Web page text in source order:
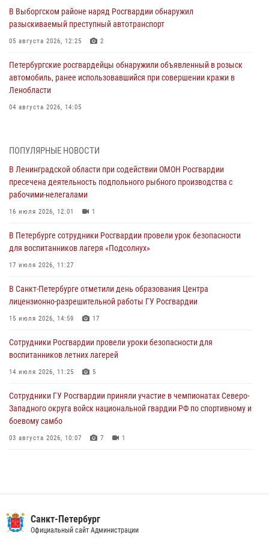
В Выборгском районе наряд Росгвардии обнаружил
разыскиваемый преступный автотранспорт
05 августа 2026, 12:25 2
Петербургские росгвардейцы обнаружили объявленный в розыск
автомобиль, ранее использовавшийся при совершении кражи в
Ленобласти
04 августа 2026, 14:05
также оказали доврачебную помощь пострадавшим
03 августа 2026, 14:15 3 1
Росгвардейцы приняли участие в Большом семейном фестивале
03 августа 2026, 13:26
В Ленинградской области сотрудники Росгвардии обнаружили
пропавшего мальчика с нарушением слуха и помогли ему вернуться
домой
В Санкт-Петербурге при содействии СОБР Росгвардии задержаны
подозреваемые в мошеннических действиях
Сотрудники ГУ Росгвардии приняли участие в чемпионатах Северо-
Западного округа войск национальной гвардии РФ по спортивному и
03 августа 2026, 10:07 7 1
ПОПУЛЯРНЫЕ НОВОСТИ
В Ленинградской области при содействии ОМОН Росгвардии
пресечена деятельность подпольного рыбного производства с
рабочими-нелегалами
16 июля 2026, 12:01 1
В Петербурге сотрудники Росгвардии провели урок безопасности
для воспитанников лагеря «Подсолнух»
17 июля 2026, 11:27
В Санкт-Петербурге отметили день образования Центра
лицензионно-разрешительной работы ГУ Росгвардии
15 июля 2026, 14:59 17
Сотрудники Росгвардии провели уроки безопасности для
воспитанников летних лагерей
14 июля 2026, 11:25 5
Сотрудники ГУ Росгвардии приняли участие в чемпионатах Северо-
Западного округа войск национальной гвардии РФ по спортивному и
боевому самбо
03 августа 2026, 10:07 7 1
В Красногвардейском районе росгвардейцы задержали хулигана,
угрожавшего мужчине пневматическим пистолетом
Санкт-Петербург
Официальный сайт Администрации